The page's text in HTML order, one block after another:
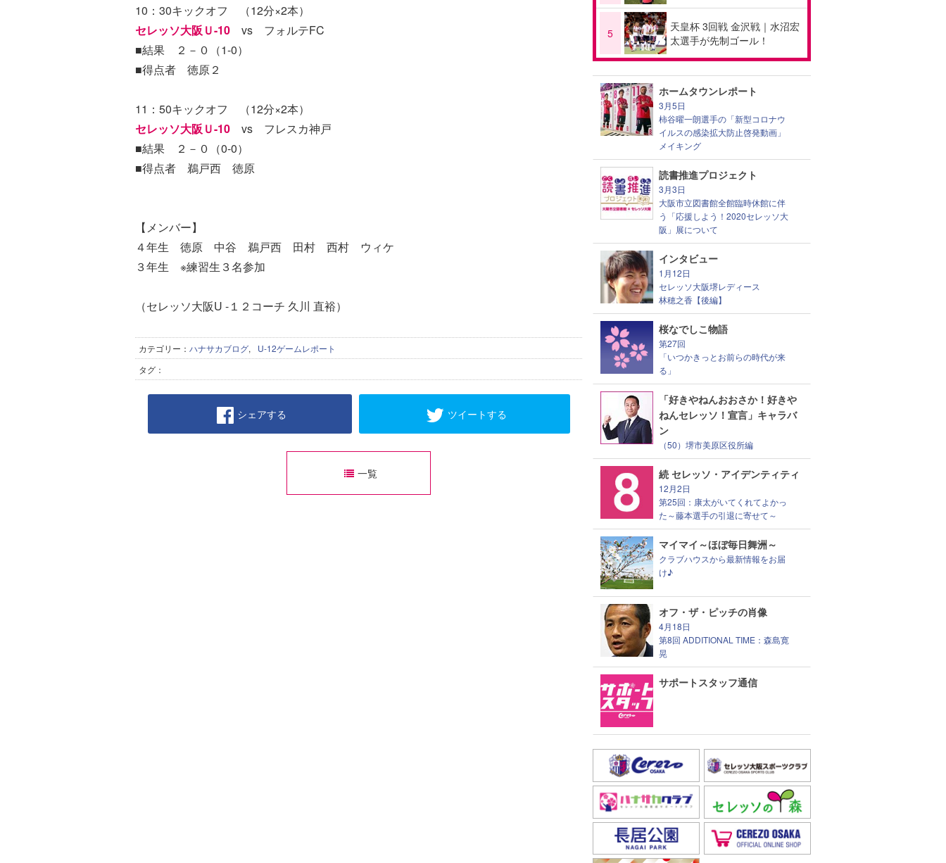
10：30キックオフ （12分×2本）
セレッソ大阪Ｕ-10 vs フォルテFC
■結果 ２－０（1-0）
■得点者 徳原２
11：50キックオフ （12分×2本）
セレッソ大阪Ｕ-10 vs フレスカ神戸
■結果 ２－０（0-0）
■得点者 鵜戸西 徳原
【メンバー】
４年生 徳原 中谷 鵜戸西 田村 西村 ウィケ
３年生 ※練習生３名参加
（セレッソ大阪U -１２コーチ 久川 直裕）
カテゴリー： ハナサカブログ,
U-12ゲームレポート
タグ：
シェアする ツイートする
一覧
5
天皇杯 3回戦 金沢戦｜水沼宏
太選手が先制ゴール！
ホームタウンレポート
3月5日
柿谷曜一朗選手の「新型コロナウ
イルスの感染拡大防止啓発動画」
メイキング
読書推進プロジェクト
3月3日
大阪市立図書館全館臨時休館に伴
う「応援しよう！2020セレッソ大
阪」展について
インタビュー
1月12日
セレッソ大阪堺レディース
林穂之香【後編】
桜なでしこ物語
第27回
「いつかきっとお前らの時代が来
る」
「好きやねんおおさか！好きや
ねんセレッソ！宣言」キャラバ
ン
（50）堺市美原区役所編
続 セレッソ・アイデンティティ
12月2日
第25回：康太がいてくれてよかっ
た～藤本選手の引退に寄せて～
マイマイ～ほぼ毎日舞洲～
クラブハウスから最新情報をお届
け♪
オフ・ザ・ピッチの肖像
4月18日
第8回 ADDITIONAL TIME：森島寛
晃
サポートスタッフ通信